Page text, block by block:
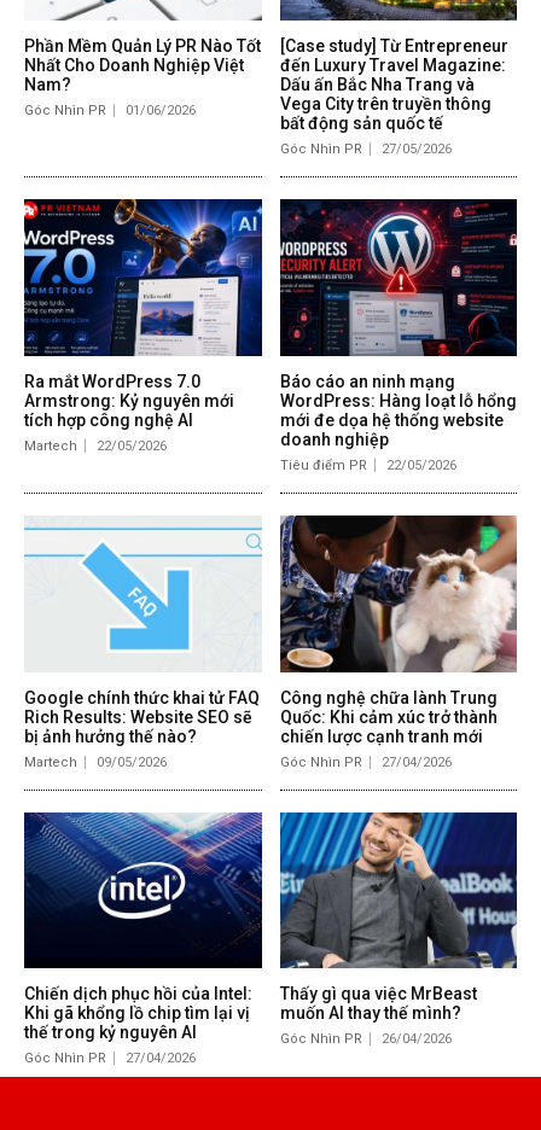
Phần Mềm Quản Lý PR Nào Tốt
Nhất Cho Doanh Nghiệp Việt
Nam?
Góc Nhìn PR 01/06/2026
[Case study] Từ Entrepreneur
đến Luxury Travel Magazine:
Dấu ấn Bắc Nha Trang và
Vega City trên truyền thông
bất động sản quốc tế
Góc Nhìn PR 27/05/2026
Ra mắt WordPress 7.0
Armstrong: Kỷ nguyên mới
tích hợp công nghệ AI
Martech 22/05/2026
Báo cáo an ninh mạng
WordPress: Hàng loạt lỗ hổng
mới đe dọa hệ thống website
doanh nghiệp
Tiêu điểm PR 22/05/2026
Google chính thức khai tử FAQ
Rich Results: Website SEO sẽ
bị ảnh hưởng thế nào?
Martech 09/05/2026
Công nghệ chữa lành Trung
Quốc: Khi cảm xúc trở thành
chiến lược cạnh tranh mới
Góc Nhìn PR 27/04/2026
Chiến dịch phục hồi của Intel:
Khi gã khổng lồ chip tìm lại vị
thế trong kỷ nguyên AI
Góc Nhìn PR 27/04/2026
Thấy gì qua việc MrBeast
muốn AI thay thế mình?
Góc Nhìn PR 26/04/2026